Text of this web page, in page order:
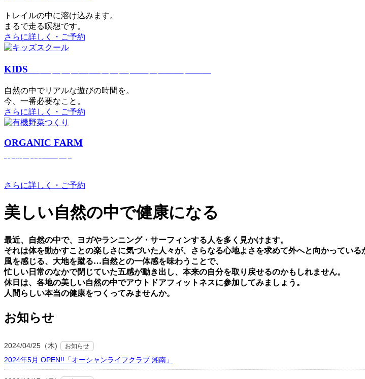
トレイルの中に溶け込みます。
まるで⾛る瞑想です。
さらに詳しく・ご予約
KIDS
⾃然の中でリアルな遊びの時間を。
今、⼀番必要なこと。
さらに詳しく・ご予約
ORGANIC FARM
さらに詳しく・ご予約
美しい⾃然の中で健康になる
最近、⾃然の中で、ヨガやランニング・サーフィンする⼈を多く⾒かけます。
それは体を動かすことの楽しさに気づいた⼈々が、さらなる⼼地よさを求めて外へと向かっている
⾵を感じる、⼤地を蹴る…⾃然との⼀体感を味わうことで、
忙しい⽇常のなかで閉じていた五感が動き出し、本来の⾃分を取り戻せるのかもしれません。
休⽇は、各地の美しい⾃然の中でアウトドアフィットネスに参加してみましょう。
⼈間らしい本当の健康をつくってみませんか。
お知らせ
2024/04/25（木) お知らせ
2024年5月 OPEN!!「オーシャンライフクラブ 湘南」